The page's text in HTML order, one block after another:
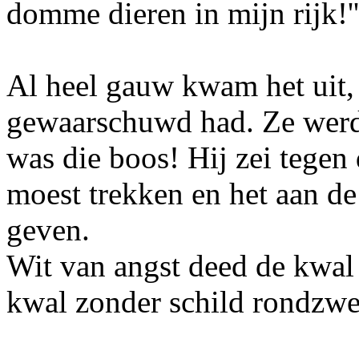
domme dieren in mijn rijk!''
Al heel gauw kwam het
gewaarschuwd had. Ze
was die boos! Hij zei
moest trekken en het aan
geven.
Wit van angst deed de
kwal zonder schild